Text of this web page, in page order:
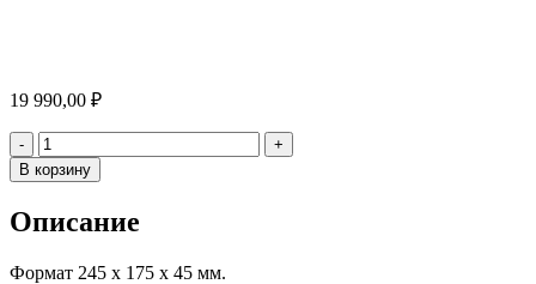
19 990,00 ₽
- Количество
+
В корзину
Описание
Формат 245 х 175 х 45 мм.